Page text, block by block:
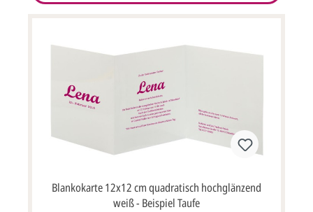
Blankokarte 12x12 cm quadratisch hochglänzend
weiß - Beispiel Taufe